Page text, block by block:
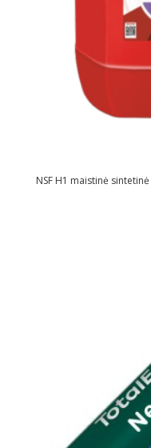
NSF H1 maistinė sintetinė